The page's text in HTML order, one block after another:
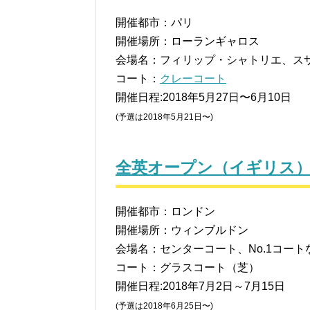
開催都市：パリ
開催場所：ローランギャロス
会場名：フィリップ・シャトリエ、ス
コート： クレーコート
開催日程:2018年5月27日〜6月10日
(予選は2018年5月21日〜)
全英オープン（イギリス）
開催都市：ロンドン
開催場所：ウィンブルドン
会場名：センターコート、No.1コート
コート：グラスコート（芝）
開催日程:2018年7月2日～7月15日
(予選は2018年6月25日〜)